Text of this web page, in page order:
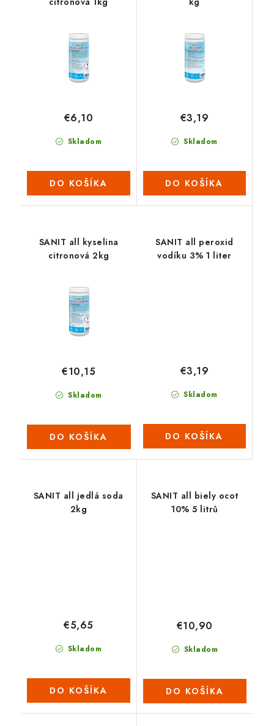
Skladom
€6,10
DO KOŠÍKA
Skladom
€3,19
DO KOŠÍKA
SANIT all kyselina
citronová 2kg
Skladom
€10,15
DO KOŠÍKA
SANIT all peroxid
vodíku 3% 1 liter
Skladom
€3,19
DO KOŠÍKA
SANIT all jedlá soda
2kg
Skladom
€5,65
DO KOŠÍKA
SANIT all biely ocot
10% 5 litrů
Skladom
€10,90
DO KOŠÍKA